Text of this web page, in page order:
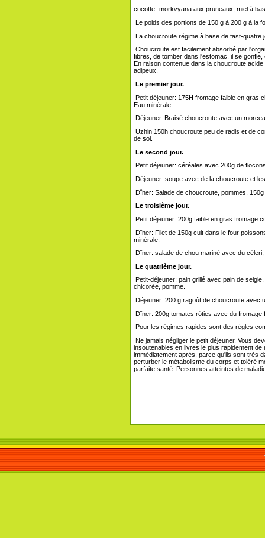
cocotte -morkvyana aux pruneaux, miel à
Le poids des portions de 150 g à 200 g à la
La choucroute régime à base de fast-quatre
Choucroute est facilement absorbé par
fibres, de tomber dans l'estomac, il se
En raison contenue dans la choucroute
adipeux.
Le premier jour.
Petit déjeuner: 175H fromage faible en gras
Eau minérale.
Déjeuner. Braisé choucroute avec un
Uzhin.150h choucroute peu de radis et de
de sol.
Le second jour.
Petit déjeuner: céréales avec 200g de
Déjeuner: soupe avec de la choucroute et
Dîner: Salade de choucroute, pommes,
Le troisième jour.
Petit déjeuner: 200g faible en gras fromage
Dîner: Filet de 150g cuit dans le four
minérale.
Dîner: salade de chou mariné avec du
Le quatrième jour.
Petit-déjeuner: pain grillé avec pain de
chicorée, pomme.
Déjeuner: 200 g ragoût de choucroute avec
Dîner: 200g tomates rôties avec du
Pour les régimes rapides sont des règles
Ne jamais négliger le petit déjeuner. Vous
insoutenables en livres le plus rapidement
immédiatement après, parce qu'ils sont très
perturber le métabolisme du corps et toléré
parfaite santé. Personnes atteintes de